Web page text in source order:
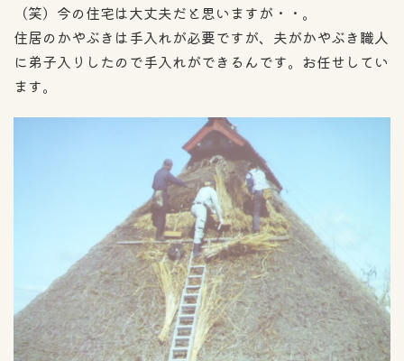
（笑）今の住宅は大丈夫だと思いますが・・。
住居のかやぶきは手入れが必要ですが、夫がかやぶき職人
に弟子入りしたので手入れができるんです。お任せしてい
ます。